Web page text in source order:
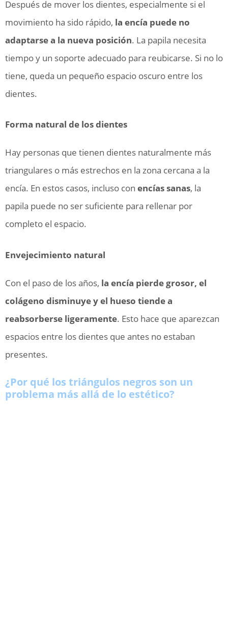
Después de mover los dientes, especialmente si el
movimiento ha sido rápido, la encía puede no
adaptarse a la nueva posición. La papila necesita
tiempo y un soporte adecuado para reubicarse. Si no lo
tiene, queda un pequeño espacio oscuro entre los
dientes.
Forma natural de los dientes
Hay personas que tienen dientes naturalmente más
triangulares o más estrechos en la zona cercana a la
encía. En estos casos, incluso con encías sanas, la
papila puede no ser suficiente para rellenar por
completo el espacio.
Envejecimiento natural
Con el paso de los años, la encía pierde grosor, el
colágeno disminuye y el hueso tiende a
reabsorberse ligeramente. Esto hace que aparezcan
espacios entre los dientes que antes no estaban
presentes.
¿Por qué los triángulos negros son un
problema más allá de lo estético?